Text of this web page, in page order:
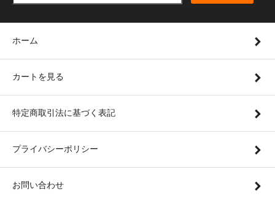
ホーム
カートを見る
特定商取引法に基づく表記
プライバシーポリシー
お問い合わせ